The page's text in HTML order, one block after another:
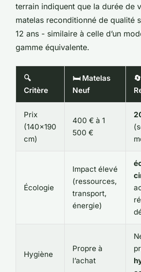
terrain indiquent que la durée de
matelas reconditionné de qualité
12 ans - similaire à celle d’un
gamme équivalente.
🔍
Critère
🛏️ Matelas
Neuf
Prix
(140x190
cm)
400 € à 1
500 €
(
Écologie
Impact élevé
(ressources,
transport,
énergie)
Hygiène
Propre à
l’achat